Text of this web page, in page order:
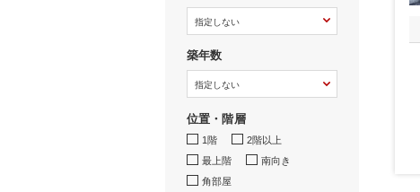
築年数
位置・階層
1階
2階以上
最上階
南向き
角部屋